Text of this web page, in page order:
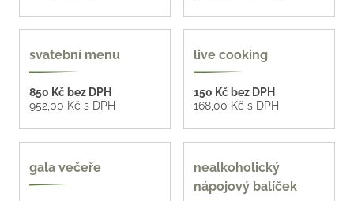
4 varianty
svatební menu
850 Kč bez DPH
952,00 Kč s DPH
8 variant
live cooking
150 Kč bez DPH
168,00 Kč s DPH
4 varianty
gala večeře více možností
nealkoholický
nápojový balíček